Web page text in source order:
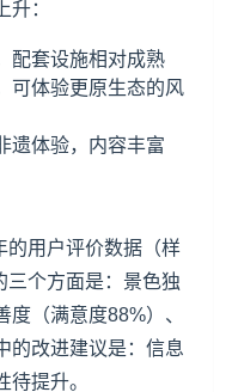
：
配套设施相对成熟
可体验更原生态的风
遗体验，内容丰富
的用户评价数据（样
三个方面是：景色独
（满意度88%）、
的改进建议是：信息
提升。